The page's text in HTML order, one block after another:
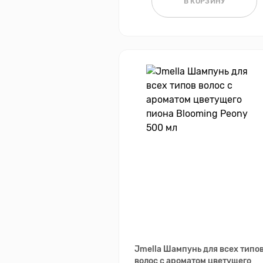
Jmella Шампунь для всех
волос с ароматом цветущего